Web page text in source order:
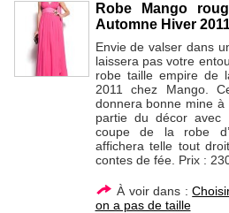
Robe Mango
Automne Hiver
Envie de valser dans
laissera pas votre
robe taille empire de
2011 chez Mango.
donnera bonne mine à
partie du décor
coupe de la robe
affichera telle tout
contes de fée. Prix :
À voir dans :
on a pas de taille